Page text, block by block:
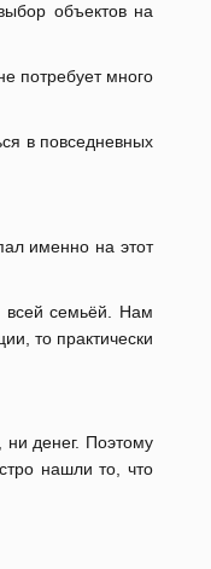
объектов на
потребует много
в повседневных
именно на этот
всей семьёй. Нам
то практически
денег. Поэтому
нашли то, что